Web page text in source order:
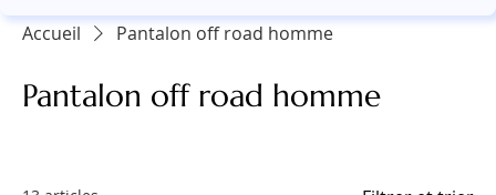
Accueil Pantalon off road homme
Pantalon off road homme